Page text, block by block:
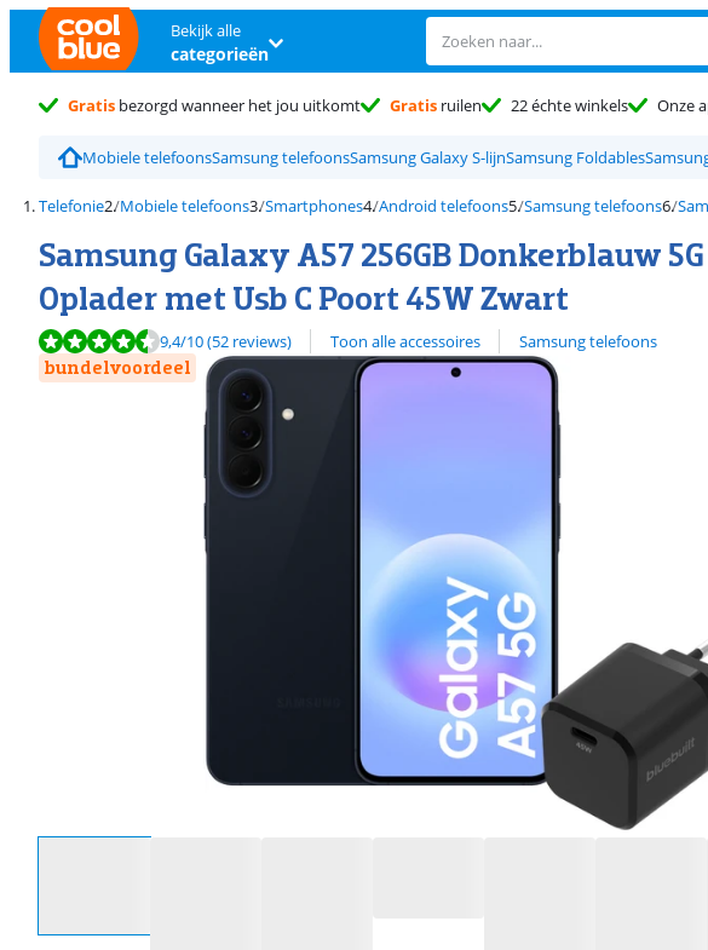
Bekijk alle
categorieën
Gratis bezorgd wanneer het jou uitkomt Gratis ruilen 22 échte winkels Onze
Mobiele telefoonsSamsung telefoonsSamsung Galaxy S-lijnSamsung Foldables
Telefonie Mobiele telefoons Smartphones Android telefoons Samsung telefoons
Samsung Galaxy A57 256GB Donkerblauw
Oplader met Usb C Poort 45W Zwart
Beoordeling is 9,4 van de 10, gebaseerd op 52 reviews.
9,4/10(52 reviews) Toon alle accessoires
Bekijk alle Samsung telefoons
bundelvoordeel